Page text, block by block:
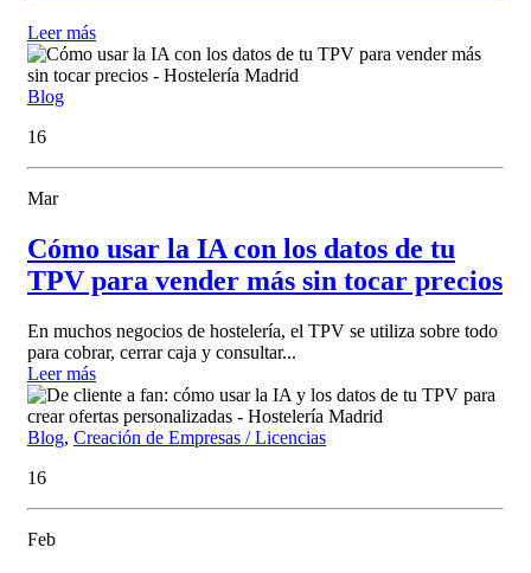
Leer más
Blog
16
Mar
Cómo usar la IA con los datos de tu
TPV para vender más sin tocar precios
En muchos negocios de hostelería, el TPV se utiliza sobre todo
para cobrar, cerrar caja y consultar...
Leer más
Blog, Creación de Empresas / Licencias
16
Feb